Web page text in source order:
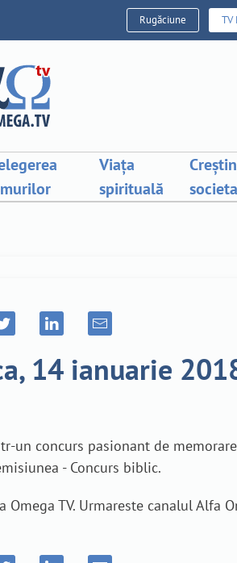
Rugăciune TV
Viața
spirituală
14 ianuarie
un concurs pasionant de
- Concurs biblic.
TV. Urmareste canalul Alfa